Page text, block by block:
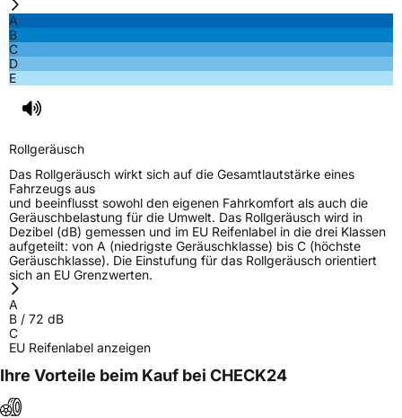
A
B
C
D
E
Rollgeräusch
Das Rollgeräusch wirkt sich auf die Gesamtlautstärke eines
Fahrzeugs aus
und beeinflusst sowohl den eigenen Fahrkomfort als auch die
Geräuschbelastung für die Umwelt. Das Rollgeräusch wird in
Dezibel (dB) gemessen und im EU Reifenlabel in die drei Klassen
aufgeteilt: von A (niedrigste Geräuschklasse) bis C (höchste
Geräuschklasse). Die Einstufung für das Rollgeräusch orientiert
sich an EU Grenzwerten.
A
B / 72 dB
C
EU Reifenlabel anzeigen
Ihre Vorteile beim Kauf bei CHECK24